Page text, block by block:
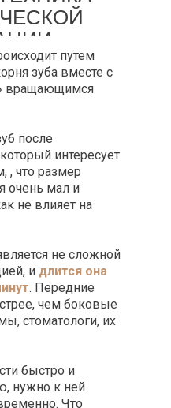
путем
зуба вместе с
вращающимся
после
интересует
, что размер
очень мал и
не влияет на
не сложной
и длится она
. Передние
чем боковые
стоматологи, их
быстро и
нужно к ней
Что